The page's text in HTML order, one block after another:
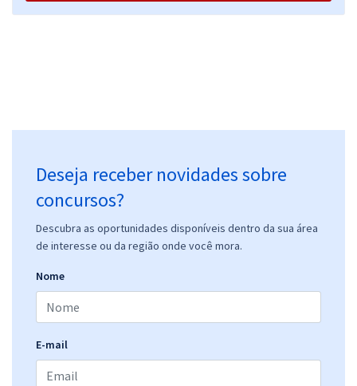
Deseja receber novidades sobre
concursos?
Descubra as oportunidades disponíveis dentro da sua área
de interesse ou da região onde você mora.
Nome
E-mail